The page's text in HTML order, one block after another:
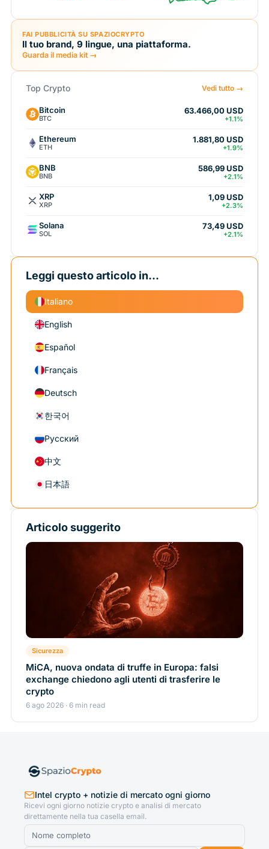
FAI PUBBLICITÀ SU SPAZIOCRYPTO
Il tuo brand, 9 lingue, una piattaforma.
Guarda il media kit →
Top Crypto Vedi tutto →
Bitcoin
BTC
63.466,00 USD
+1.1%
Ethereum
ETH
1.881,80 USD
+1.9%
BNB
BNB
586,99 USD
+2.1%
XRP
XRP
1,09 USD
+2.3%
Solana
SOL
73,49 USD
+2.1%
Leggi questo articolo in...
Italiano
English
Español
Français
Deutsch
한국어
Русский
中文
日本語
Articolo suggerito
Sicurezza
MiCA, nuova ondata di truffe in Europa: falsi
exchange chiedono agli utenti di trasferire le
crypto
6 ago 2026 · 6 min read
Intel crypto + notizie di mercato ogni giorno
Ricevi ogni giorno notizie crypto e analisi di mercato
direttamente nella tua casella email.